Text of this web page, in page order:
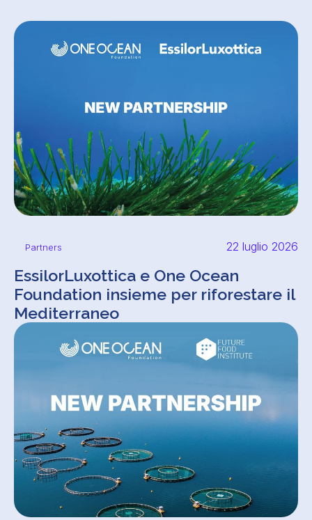
Partners 22 luglio 2026
EssilorLuxottica e One Ocean
Foundation insieme per riforestare il
Mediterraneo